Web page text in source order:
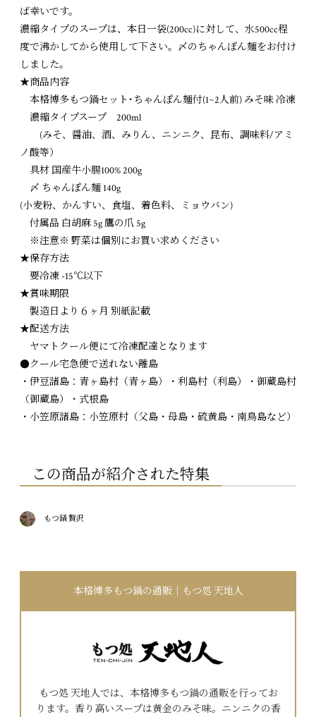
ば幸いです。
濃縮タイプのスープは、本日一袋(200cc)に対して、水500cc程
度で沸かしてから使用して下さい。〆のちゃんぽん麺をお付け
しました。
★商品内容
本格博多もつ鍋セット･ちゃんぽん麺付(1~2人前) みそ味 冷凍
濃縮タイプスープ 200ml
(みそ、醤油、酒、みりん、ニンニク、昆布、調味料/アミ
ノ酸等）
具材 国産牛小腸100% 200g
〆 ちゃんぽん麺 140g
(小麦粉、かんすい、食塩、着色料、ミョウバン)
付属品 白胡麻 5g 鷹の爪 5g
※注意※ 野菜は個別にお買い求めください
★保存方法
要冷凍 -15℃以下
★賞味期限
製造日より６ヶ月 別紙記載
★配送方法
ヤマトクール便にて冷凍配達となります
●クール宅急便で送れない離島
・伊豆諸島：青ヶ島村（青ヶ島）・利島村（利島）・御蔵島村
（御蔵島）・式根島
・小笠原諸島：小笠原村（父島・母島・硫黄島・南鳥島など）
この商品が紹介された特集
もつ鍋 贅沢
本格博多もつ鍋の通販｜もつ処 天地人
もつ処 天地人では、本格博多もつ鍋の通販を行ってお
ります。香り高いスープは黄金のみそ味。ニンニクの香